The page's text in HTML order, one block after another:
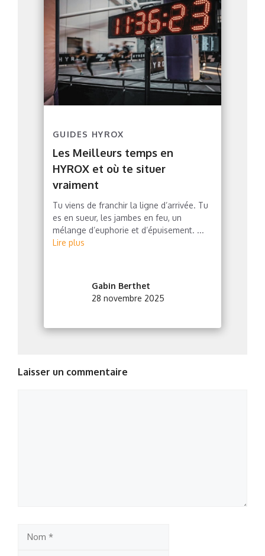
GUIDES HYROX
Les Meilleurs temps en
HYROX et où te situer
vraiment
Tu viens de franchir la ligne d’arrivée. Tu
es en sueur, les jambes en feu, un
mélange d’euphorie et d’épuisement. ...
Lire plus
Gabin Berthet
28 novembre 2025
Laisser un commentaire